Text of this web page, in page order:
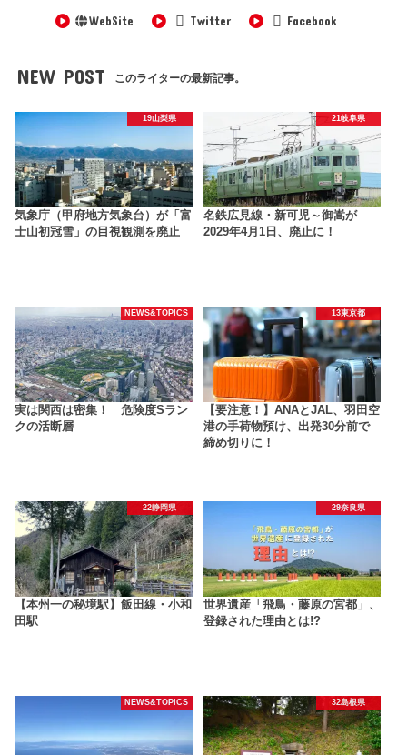
WebSite Twitter Facebook
NEW POST このライターの最新記事。
19山梨県
気象庁（甲府地方気象台）が「富
士山初冠雪」の目視観測を廃止
21岐阜県
名鉄広見線・新可児～御嵩が
2029年4月1日、廃止に！
NEWS&TOPICS
実は関西は密集！ 危険度Sラン
クの活断層
13東京都
【要注意！】ANAとJAL、羽田空
港の手荷物預け、出発30分前で
締め切りに！
22静岡県
【本州一の秘境駅】飯田線・小和
田駅
29奈良県
世界遺産「飛鳥・藤原の宮都」、
登録された理由とは!?
NEWS&TOPICS 32島根県